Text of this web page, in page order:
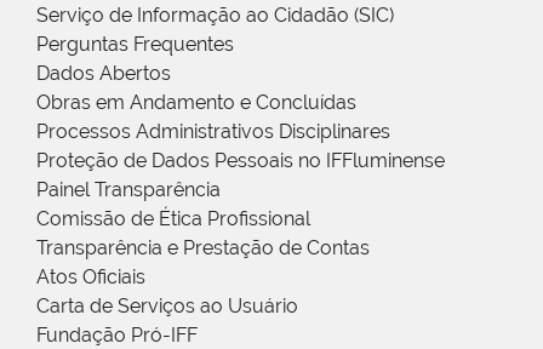
Serviço de Informação ao Cidadão (SIC)
Perguntas Frequentes
Dados Abertos
Obras em Andamento e Concluídas
Processos Administrativos Disciplinares
Proteção de Dados Pessoais no IFFluminense
Painel Transparência
Comissão de Ética Profissional
Transparência e Prestação de Contas
Atos Oficiais
Carta de Serviços ao Usuário
Fundação Pró-IFF